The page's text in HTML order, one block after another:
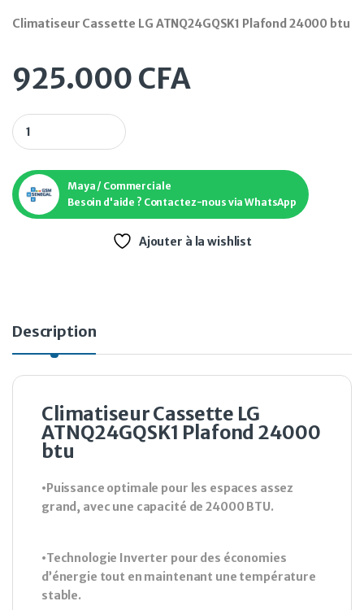
Climatiseur Cassette LG ATNQ24GQSK1 Plafond 24000 btu
925.000 CFA
Climatiseur Cassette LG ATNQ24GQSK1 Plafond 24000 btu
Maya / Commerciale
Besoin d'aide ? Contactez-nous via WhatsApp
Ajouter à la wishlist
Description
Climatiseur Cassette LG
ATNQ24GQSK1 Plafond 24000
btu
•Puissance optimale pour les espaces assez
grand, avec une capacité de 24000 BTU.
•Technologie Inverter pour des économies
d’énergie tout en maintenant une température
stable.